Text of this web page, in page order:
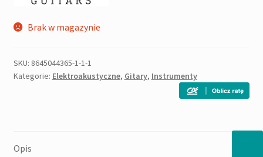
Brak w magazynie
SKU: 8645044365-1-1-1
Kategorie: Elektroakustyczne, Gitary, Instrumenty
Opis